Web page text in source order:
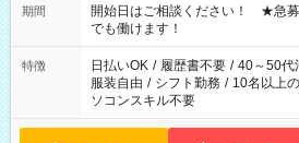
せん ※法令に基づき、週20時間以
象となります ※労働者派遣法（日
り、短時間・短期間の就業はご案
期間
開始日はご相談ください！ ★急
でも働けます！
特徴 日払いOK / 履歴書不要 / 40～50代
服装自由 / シフト勤務 / 10名以上
ソコンスキル不要